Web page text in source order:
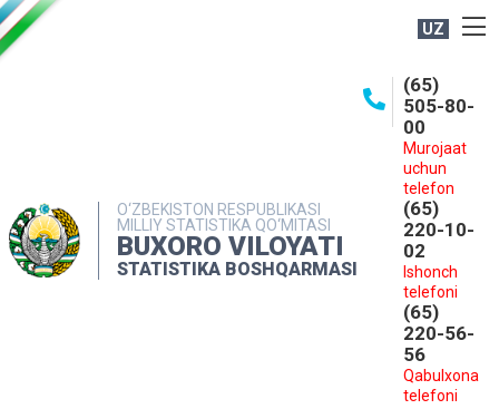
UZ
O‘ZBEKISTON RESPUBLIKASI
MILLIY STATISTIKA QO‘MITASI
BUXORO VILOYATI
STATISTIKA BOSHQARMASI
(65)
505-80-
00
Murojaat
uchun
telefon
(65)
220-10-
02
Ishonch
telefoni
(65)
220-56-
56
Qabulxona
telefoni
MATBUOT XIZMATI
MUROJAATLAR